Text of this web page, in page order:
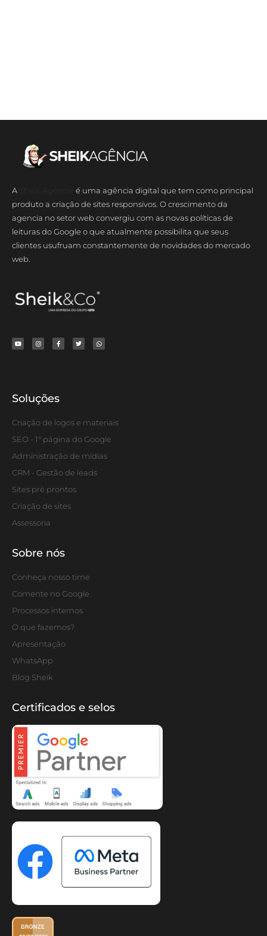
A
é uma agência digital que tem como principal
produto a criação de sites responsivos. O crescimento da
agencia no setor web convergiu com as novas políticas de
leituras do Google o que atualmente possibilita que seus
clientes usufruam constantemente de novidades do mercado
web.
Soluções
Criação de logos e materiais
SEO - 1° página do Google
Administração de mídias
CRM - Gestão de leads
Sites pré prontos
Criação de sites
Assessoria
Sobre nós
Conheça nosso time
Comente no Google
Processos internos
O que fazemos?
Apresentação
WhatsApp
Blog Sheik
Certificados e selos